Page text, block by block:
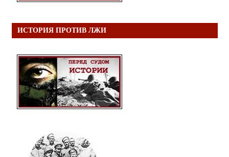
ИСТОРИЯ ПРОТИВ ЛЖИ